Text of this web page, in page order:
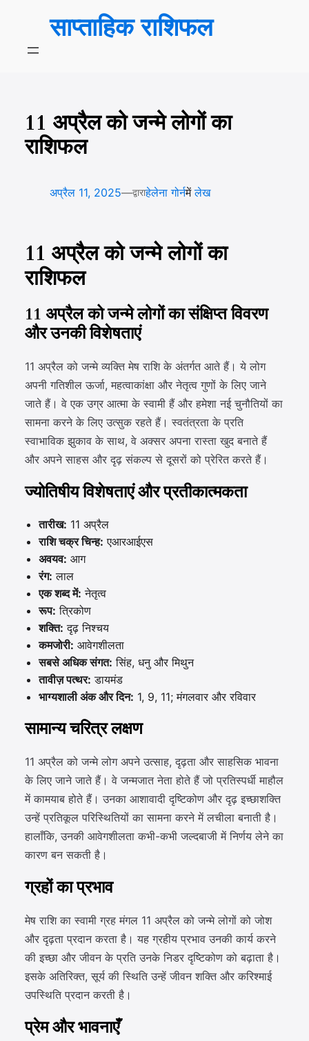
साप्ताहिक राशिफल
11 अप्रैल को जन्मे लोगों का
राशिफल
अप्रैल 11, 2025—द्वाराहेलेना गोर्नमेंलेख
11 अप्रैल को जन्मे लोगों का
राशिफल
11 अप्रैल को जन्मे लोगों का संक्षिप्त विवरण
और उनकी विशेषताएं
11 अप्रैल को जन्मे व्यक्ति मेष राशि के अंतर्गत आते हैं। ये लोग
अपनी गतिशील ऊर्जा, महत्वाकांक्षा और नेतृत्व गुणों के लिए जाने
जाते हैं। वे एक उग्र आत्मा के स्वामी हैं और हमेशा नई चुनौतियों का
सामना करने के लिए उत्सुक रहते हैं। स्वतंत्रता के प्रति
स्वाभाविक झुकाव के साथ, वे अक्सर अपना रास्ता खुद बनाते हैं
और अपने साहस और दृढ़ संकल्प से दूसरों को प्रेरित करते हैं।
ज्योतिषीय विशेषताएं और प्रतीकात्मकता
तारीख: 11 अप्रैल
राशि चक्र चिन्ह: एआरआईएस
अवयव: आग
रंग: लाल
एक शब्द में: नेतृत्व
रूप: त्रिकोण
शक्ति: दृढ़ निश्चय
कमजोरी: आवेगशीलता
सबसे अधिक संगत: सिंह, धनु और मिथुन
तावीज़ पत्थर: डायमंड
भाग्यशाली अंक और दिन: 1, 9, 11; मंगलवार और रविवार
सामान्य चरित्र लक्षण
11 अप्रैल को जन्मे लोग अपने उत्साह, दृढ़ता और साहसिक भावना
के लिए जाने जाते हैं। वे जन्मजात नेता होते हैं जो प्रतिस्पर्धी माहौल
में कामयाब होते हैं। उनका आशावादी दृष्टिकोण और दृढ़ इच्छाशक्ति
उन्हें प्रतिकूल परिस्थितियों का सामना करने में लचीला बनाती है।
हालाँकि, उनकी आवेगशीलता कभी-कभी जल्दबाजी में निर्णय लेने का
कारण बन सकती है।
ग्रहों का प्रभाव
मेष राशि का स्वामी ग्रह मंगल 11 अप्रैल को जन्मे लोगों को जोश
और दृढ़ता प्रदान करता है। यह ग्रहीय प्रभाव उनकी कार्य करने
की इच्छा और जीवन के प्रति उनके निडर दृष्टिकोण को बढ़ाता है।
इसके अतिरिक्त, सूर्य की स्थिति उन्हें जीवन शक्ति और करिश्माई
उपस्थिति प्रदान करती है।
प्रेम और भावनाएँ